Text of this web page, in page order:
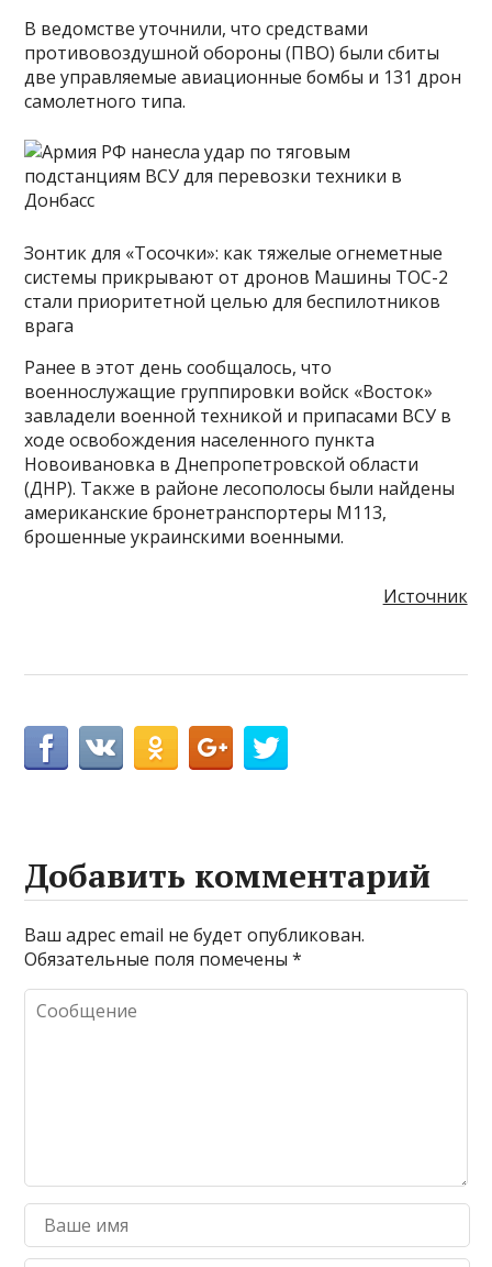
В ведомстве уточнили, что средствами
противовоздушной обороны (ПВО) были сбиты
две управляемые авиационные бомбы и 131 дрон
самолетного типа.
Зонтик для «Тосочки»: как тяжелые огнеметные
системы прикрывают от дронов Машины ТОС-2
стали приоритетной целью для беспилотников
врага
Ранее в этот день сообщалось, что
военнослужащие группировки войск «Восток»
завладели военной техникой и припасами ВСУ в
ходе освобождения населенного пункта
Новоивановка в Днепропетровской области
(ДНР). Также в районе лесополосы были найдены
американские бронетранспортеры М113,
брошенные украинскими военными.
Источник
Добавить комментарий
Ваш адрес email не будет опубликован.
Обязательные поля помечены*